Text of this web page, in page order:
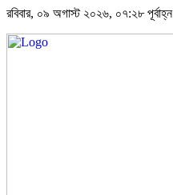
রবিবার, ০৯ অগাস্ট ২০২৬, ০৭:২৮ পূর্বাহ্ন